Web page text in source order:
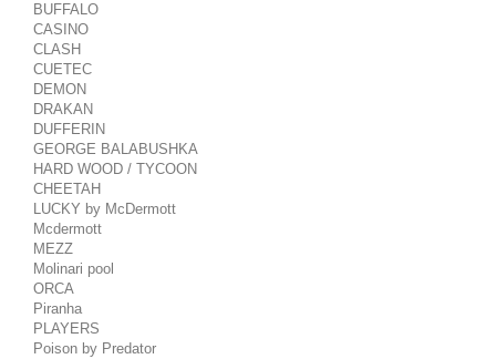
BUFFALO
CASINO
CLASH
CUETEC
DEMON
DRAKAN
DUFFERIN
GEORGE BALABUSHKA
HARD WOOD / TYCOON
CHEETAH
LUCKY by McDermott
Mcdermott
MEZZ
Molinari pool
ORCA
Piranha
PLAYERS
Poison by Predator